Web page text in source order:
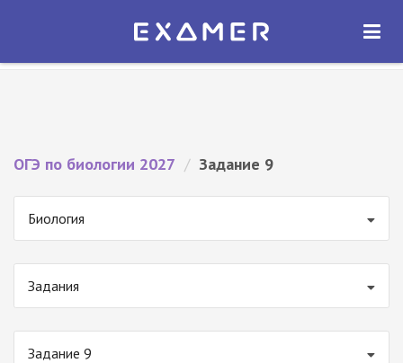
Экзамер — ЕГЭ 2027
ОТКРЫТЬ
ОГЭ по биологии 2027 / Задание 9
Биология
Задания
Задание 9